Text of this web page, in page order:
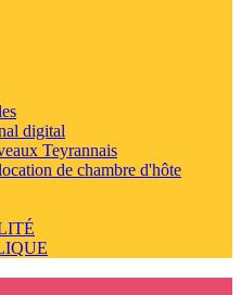
digital
Teyrannais
de chambre d'hôte